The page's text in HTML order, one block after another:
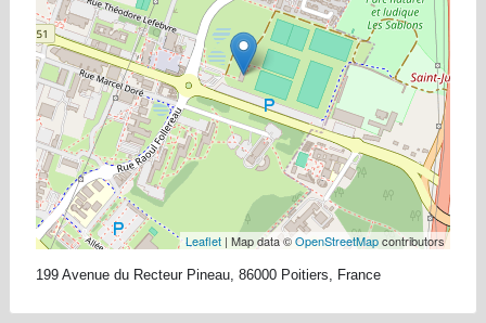
Leaflet | Map data ©OpenStreetMapcontributors
199 Avenue du Recteur Pineau, 86000 Poitiers, France